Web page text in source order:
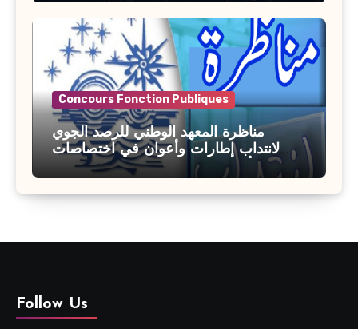
Concours Fonction Publiques
مناظرة المعهد الوطني للرصد الجوي
لانتداب إطارات وأعوان في اختصاصات
مختلفة : أخر اجل للترشح 27 جويلية 2026
Follow Us